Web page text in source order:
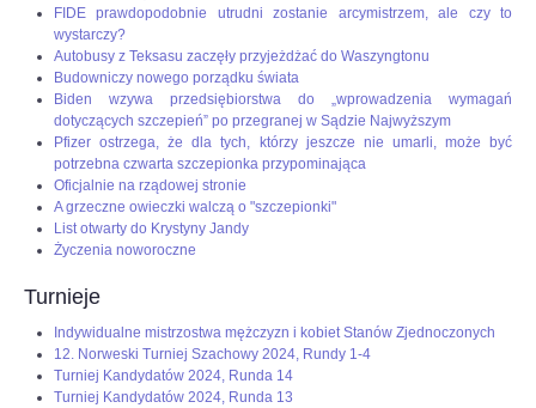
FIDE prawdopodobnie utrudni zostanie arcymistrzem, ale czy to
wystarczy?
Autobusy z Teksasu zaczęły przyjeżdżać do Waszyngtonu
Budowniczy nowego porządku świata
Biden wzywa przedsiębiorstwa do „wprowadzenia wymagań
dotyczących szczepień” po przegranej w Sądzie Najwyższym
Pfizer ostrzega, że dla tych, którzy jeszcze nie umarli, może być
potrzebna czwarta szczepionka przypominająca
Oficjalnie na rządowej stronie
A grzeczne owieczki walczą o "szczepionki"
List otwarty do Krystyny Jandy
Życzenia noworoczne
Turnieje
Indywidualne mistrzostwa mężczyzn i kobiet Stanów Zjednoczonych
12. Norweski Turniej Szachowy 2024, Rundy 1-4
Turniej Kandydatów 2024, Runda 14
Turniej Kandydatów 2024, Runda 13